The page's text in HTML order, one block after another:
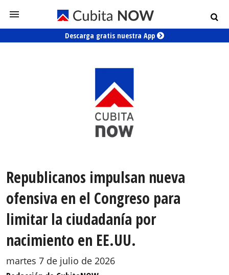
Descarga gratis nuestra App
Republicanos impulsan nueva
ofensiva en el Congreso para
limitar la ciudadanía por
nacimiento en EE.UU.
martes 7 de julio de 2026